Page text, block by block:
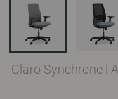
Claro Synchrone |